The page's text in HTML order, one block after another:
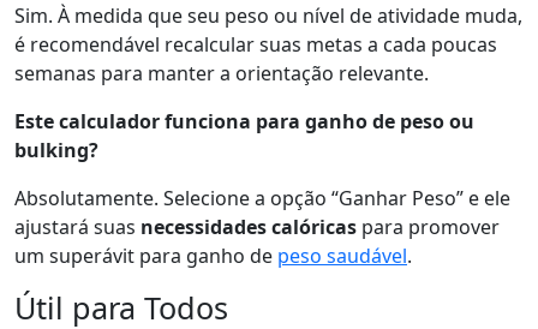
Sim. À medida que seu peso ou nível de atividade muda,
é recomendável recalcular suas metas a cada poucas
semanas para manter a orientação relevante.
Este calculador funciona para ganho de peso ou
bulking?
Absolutamente. Selecione a opção “Ganhar Peso” e ele
ajustará suas necessidades calóricas para promover
um superávit para ganho de peso saudável.
Útil para Todos